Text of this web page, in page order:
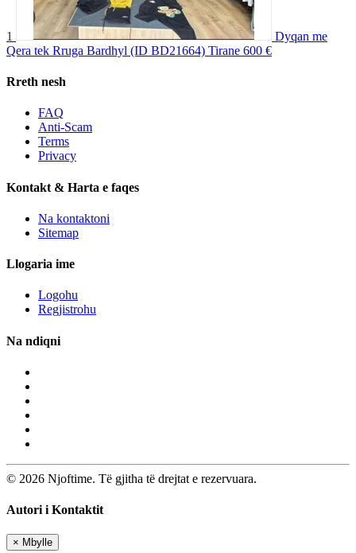
1
Dyqan me
Qera tek Rruga Bardhyl (ID BD21664) Tirane 600 €
Rreth nesh
FAQ
Anti-Scam
Terms
Privacy
Kontakt & Harta e faqes
Na kontaktoni
Sitemap
Llogaria ime
Logohu
Regjistrohu
Na ndiqni
© 2026 Njoftime. Të gjitha të drejtat e rezervuara.
Autori i Kontaktit
× Mbylle